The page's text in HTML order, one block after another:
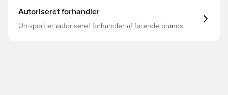
Autoriseret forhandler
Unisport er autoriseret forhandler af førende brands